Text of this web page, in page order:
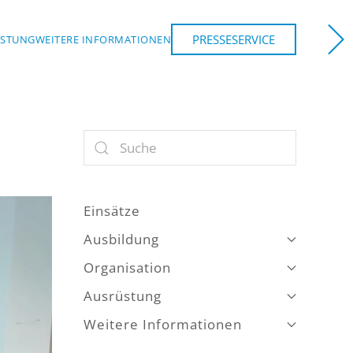
WEITERE INFORMATIONEN PRESSESERVICE
Einsätze
Ausbildung
Organisation
Ausrüstung
Weitere Informationen